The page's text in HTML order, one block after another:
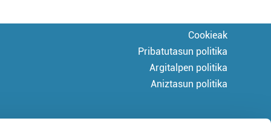
Cookieak
Pribatutasun politika
Argitalpen politika
Aniztasun politika